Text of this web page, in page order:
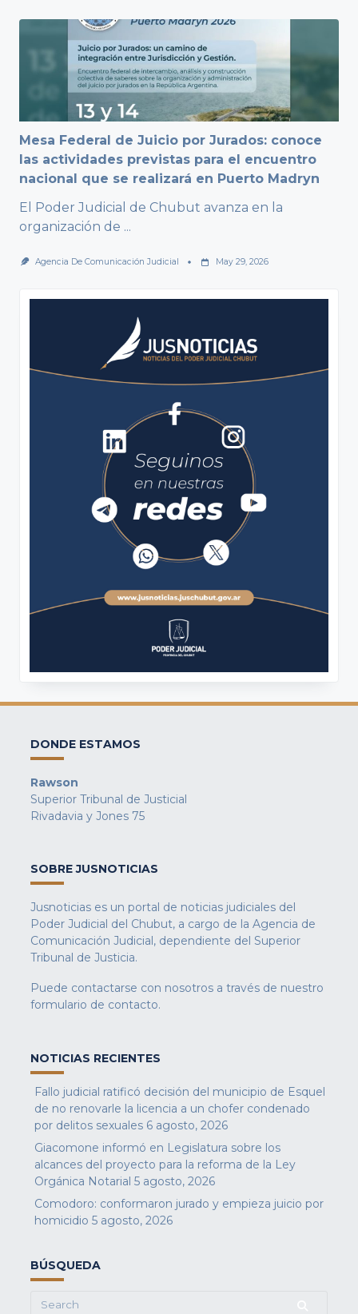
Mesa Federal de Juicio por Jurados: conoce
las actividades previstas para el encuentro
nacional que se realizará en Puerto Madryn
El Poder Judicial de Chubut avanza en la
organización de ...
Agencia De Comunicación Judicial May 29, 2026
DONDE ESTAMOS
Rawson
Superior Tribunal de Justicial
Rivadavia y Jones 75
SOBRE JUSNOTICIAS
Jusnoticias es un portal de noticias judiciales del
Poder Judicial del Chubut, a cargo de la Agencia de
Comunicación Judicial, dependiente del Superior
Tribunal de Justicia.
Puede contactarse con nosotros a través de nuestro
formulario de contacto.
NOTICIAS RECIENTES
Fallo judicial ratificó decisión del municipio de Esquel
de no renovarle la licencia a un chofer condenado
por delitos sexuales 6 agosto, 2026
Giacomone informó en Legislatura sobre los
alcances del proyecto para la reforma de la Ley
Orgánica Notarial 5 agosto, 2026
Comodoro: conformaron jurado y empieza juicio por
homicidio 5 agosto, 2026
BÚSQUEDA